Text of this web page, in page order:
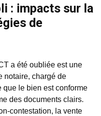
: impacts sur la
de
a été oubliée est une
notaire, chargé de
que le bien est conforme
des documents clairs.
contestation, la vente